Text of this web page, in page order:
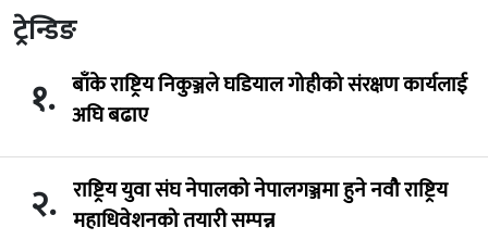
ट्रेन्डिङ
१. बाँके राष्ट्रिय निकुञ्जले घडियाल गोहीको संरक्षण कार्यलाई
अघि बढाए
२. राष्ट्रिय युवा संघ नेपालको नेपालगञ्जमा हुने नवौ राष्ट्रिय
महाधिवेशनको तयारी सम्पन्न